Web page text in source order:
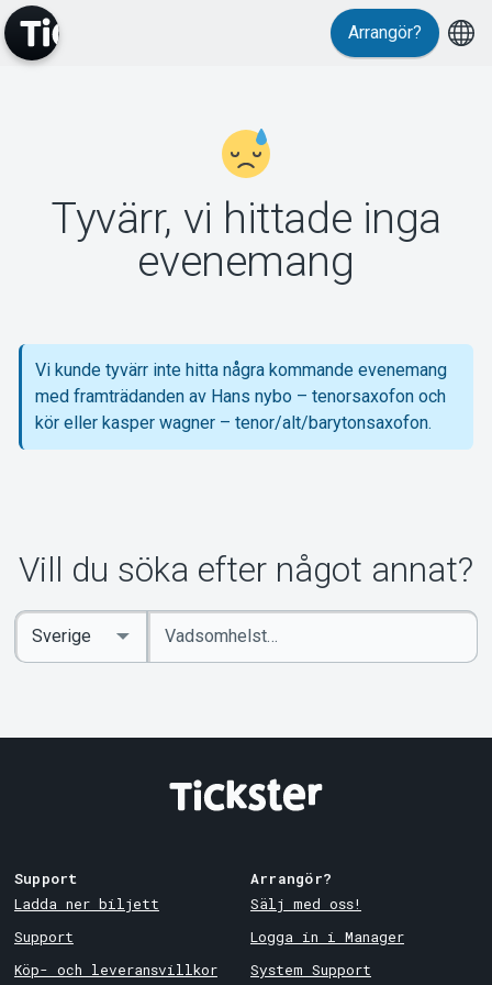
Support
Om Tickster
Arrangör?
Tyvärr, vi hittade inga
evenemang
Vi kunde tyvärr inte hitta några kommande evenemang
med framträdanden av Hans nybo – tenorsaxofon och
kör eller kasper wagner – tenor/alt/barytonsaxofon.
Vill du söka efter något annat?
Ange
sökord
Select
Country
Support
Ladda ner biljett
Support
Köp- och leveransvillkor
Arrangör?
Sälj med oss!
Logga in i Manager
System Support